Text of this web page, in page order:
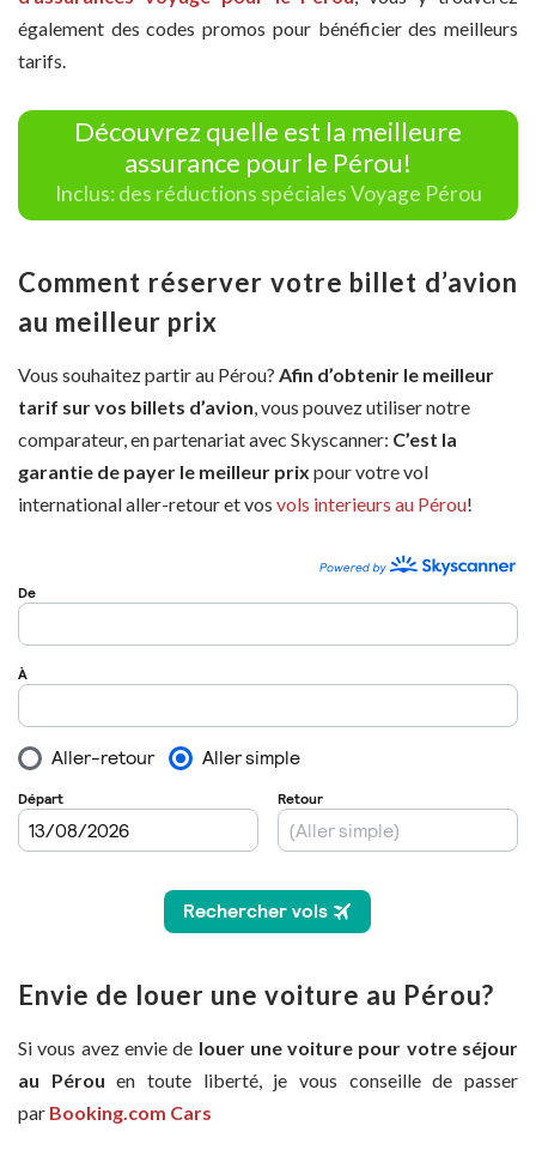
également des codes promos pour bénéficier des meilleurs
tarifs.
Découvrez quelle est la meilleure
assurance pour le Pérou!
Inclus: des réductions spéciales Voyage Pérou
Comment réserver votre billet d’avion
au meilleur prix
Vous souhaitez partir au Pérou? Afin d’obtenir le meilleur
tarif sur vos billets d’avion, vous pouvez utiliser notre
comparateur, en partenariat avec Skyscanner: C’est la
garantie de payer le meilleur prix pour votre vol
international aller-retour et vos vols interieurs au Pérou!
Envie de louer une voiture au Pérou?
Si vous avez envie de louer une voiture pour votre séjour
au Pérouen toute liberté, je vous conseille de passer
par Booking.com Cars